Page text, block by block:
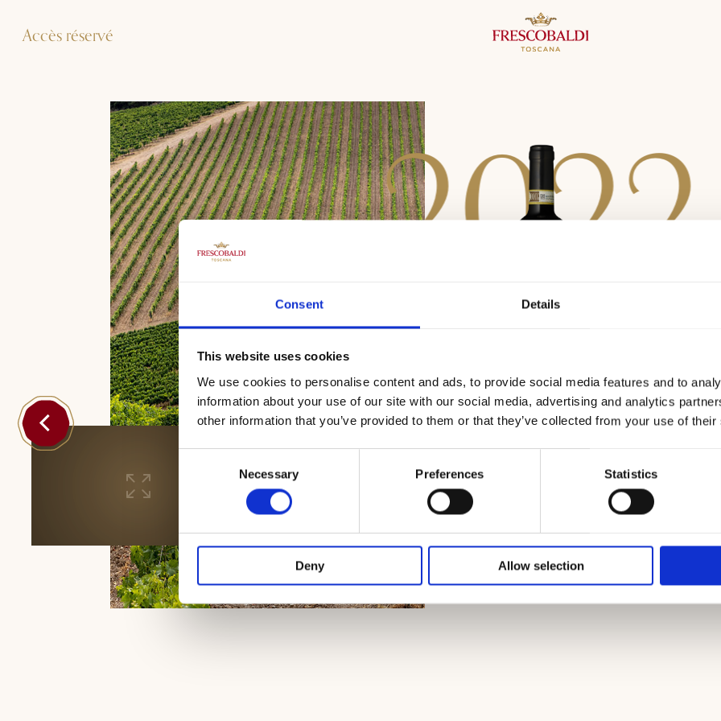
Consent Details
This website uses cookies
We use cookies to personalise content and ads, to provide social media features and to
information about your use of our site with our social media, advertising and analytics
other information that you’ve provided to them or that they’ve collected from your use of
Necessary Preferences Statistics
Deny Allow selection
Accès réservé
2022